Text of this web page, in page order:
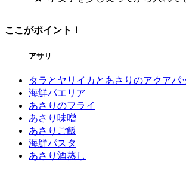
ここがポイント！
アサリ
タラとヤリイカとあさりのアクアパ
海鮮パエリア
あさりのフライ
あさり味噌
あさりご飯
海鮮パスタ
あさり酒蒸し